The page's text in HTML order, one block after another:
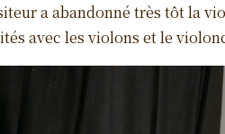
a abandonné très tôt la
avec les violons et le